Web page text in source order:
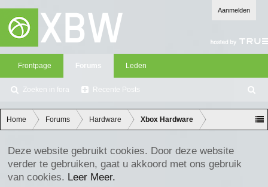
Aanmelden
Frontpage Forums
Zoeken in fora Recente Posts
Leden
oe
ke
n
Home Forums Hardware Xbox Hardware
Deze website gebruikt cookies. Door deze website
verder te gebruiken, gaat u akkoord met ons gebruik
van cookies. Leer Meer.